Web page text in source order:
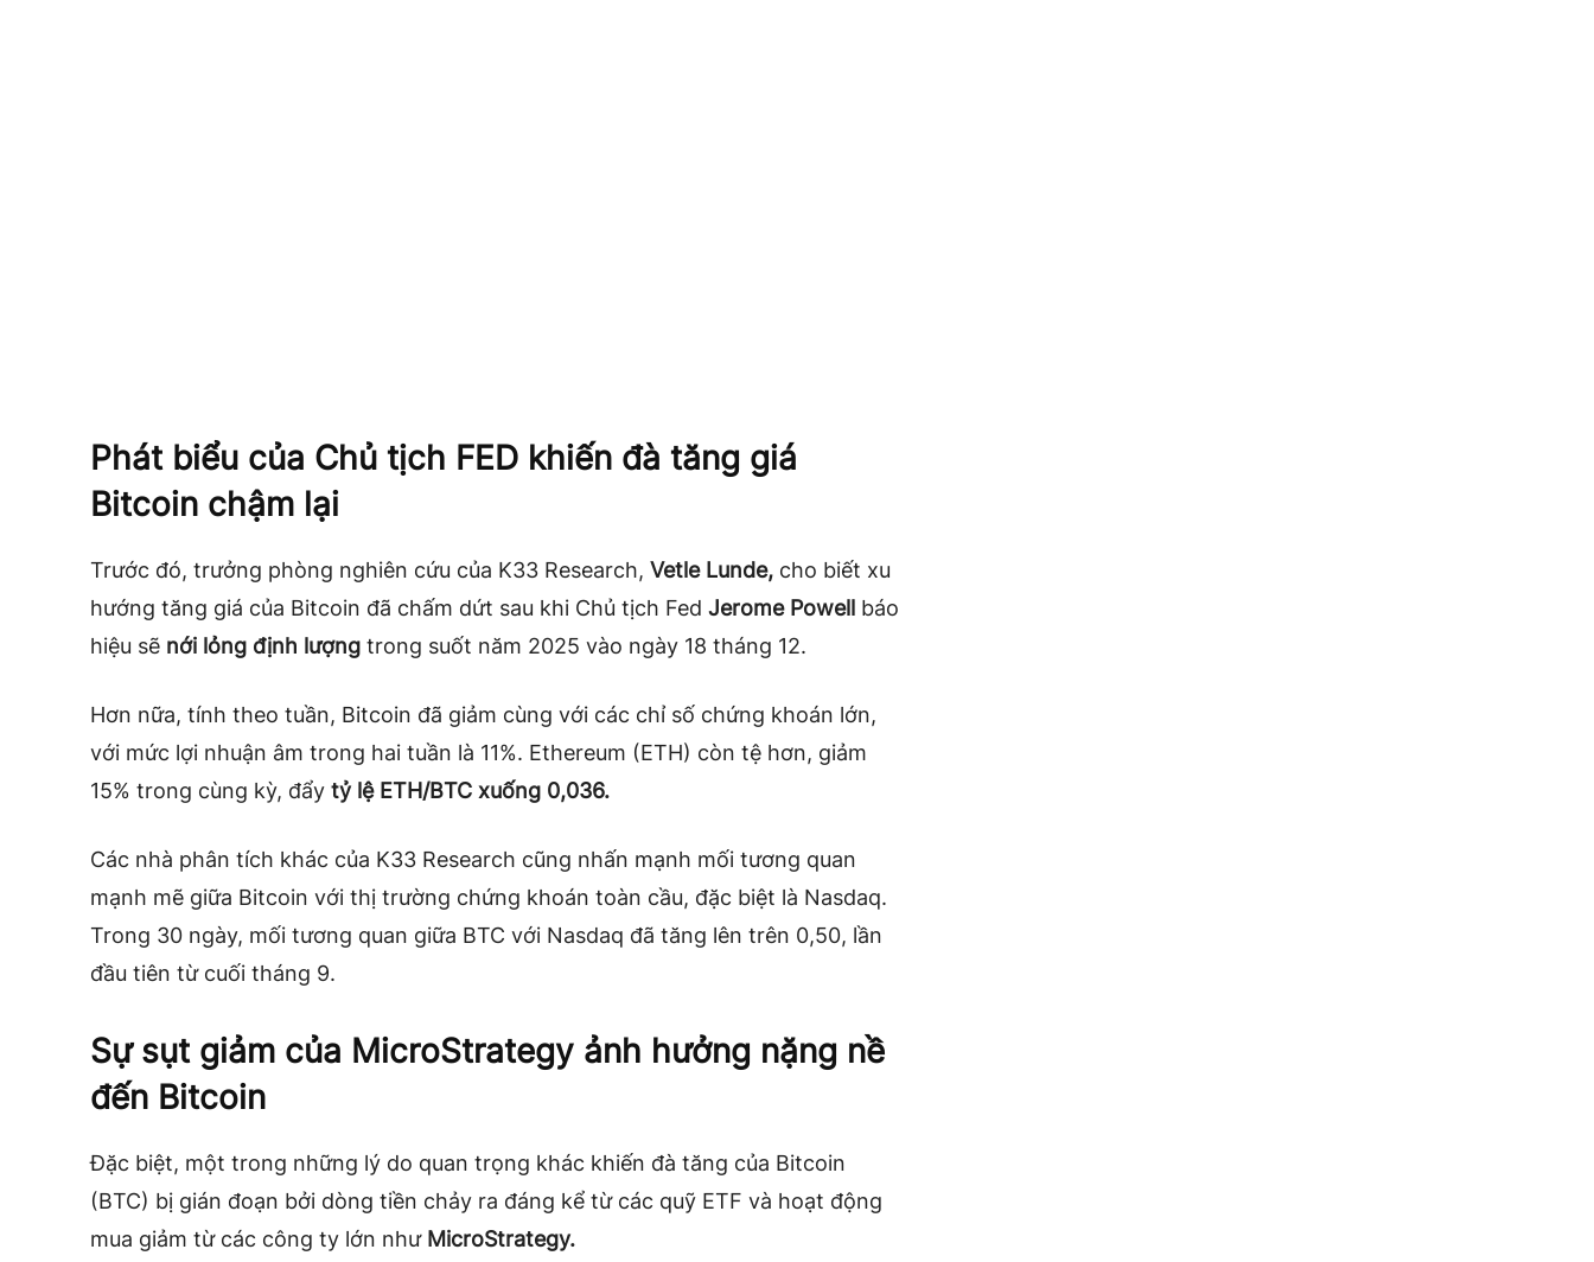
Phát biểu của Chủ tịch FED khiến đà tăng giá
Bitcoin chậm lại
Trước đó, trưởng phòng nghiên cứu của K33 Research, Vetle Lunde, cho biết xu
hướng tăng giá của Bitcoin đã chấm dứt sau khi Chủ tịch Fed Jerome Powell báo
hiệu sẽ nới lỏng định lượng trong suốt năm 2025 vào ngày 18 tháng 12.
Hơn nữa, tính theo tuần, Bitcoin đã giảm cùng với các chỉ số chứng khoán lớn,
với mức lợi nhuận âm trong hai tuần là 11%. Ethereum (ETH) còn tệ hơn, giảm
15% trong cùng kỳ, đẩy tỷ lệ ETH/BTC xuống 0,036.
Các nhà phân tích khác của K33 Research cũng nhấn mạnh mối tương quan
mạnh mẽ giữa Bitcoin với thị trường chứng khoán toàn cầu, đặc biệt là Nasdaq.
Trong 30 ngày, mối tương quan giữa BTC với Nasdaq đã tăng lên trên 0,50, lần
đầu tiên từ cuối tháng 9.
Sự sụt giảm của MicroStrategy ảnh hưởng nặng nề
đến Bitcoin
Đặc biệt, một trong những lý do quan trọng khác khiến đà tăng của Bitcoin
(BTC) bị gián đoạn bởi dòng tiền chảy ra đáng kể từ các quỹ ETF và hoạt động
mua giảm từ các công ty lớn như MicroStrategy.